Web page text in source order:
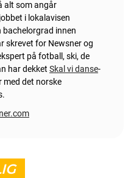
alt som angår
i lokalavisen
bachelorgrad innen
skrevet for Newsner og
på fotball, ski, de
har dekket Skal vi danse-
med det norske